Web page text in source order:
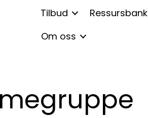
Tilbud Ressursbank
Om oss